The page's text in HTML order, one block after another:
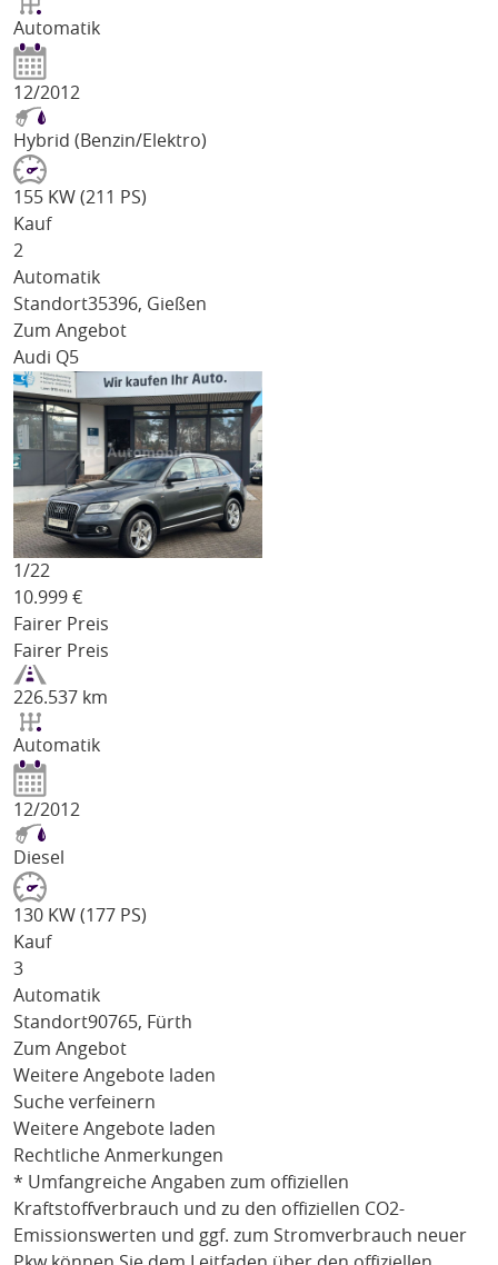
Automatik
12/2012
Hybrid (Benzin/Elektro)
155 KW (211 PS)
Kauf
2
Automatik
Standort35396, Gießen
Zum Angebot
Audi Q5
1/22
10.999 €
Fairer Preis
Fairer Preis
226.537 km
Automatik
12/2012
Diesel
130 KW (177 PS)
Kauf
3
Automatik
Standort90765, Fürth
Zum Angebot
Weitere Angebote laden
Suche verfeinern
Weitere Angebote laden
Rechtliche Anmerkungen
* Umfangreiche Angaben zum offiziellen
Kraftstoffverbrauch und zu den offiziellen CO2-
Emissionswerten und ggf. zum Stromverbrauch neuer